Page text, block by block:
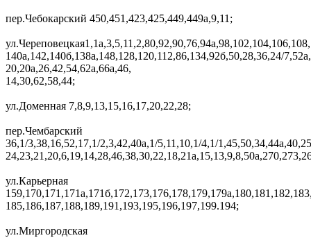
пер.Чебокарский 450,451,423,425,449,449а,9,11;
140а,142,140б,138а,148,128,120,112,86,134,92б,50,28,36,24/
20,20а,26,42,54,62а,66а,46,
14,30,62,58,44;
ул.Доменная 7,8,9,13,15,16,17,20,22,28;
пер.Чембарский
36,1/3,38,16,52,17,1/2,3,42,40а,1/5,11,10,1/4,1/
ул.Карьерная
185,186,187,188,189,191,193,195,196,197,199.194;
ул.Миргородская